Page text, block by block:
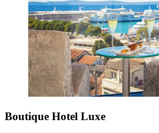
Boutique Hotel Luxe